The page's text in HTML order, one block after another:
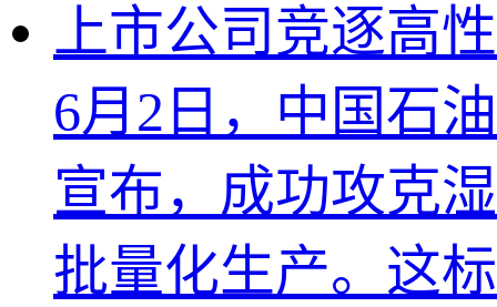
上市公司竞逐高
6月2日，中国石
宣布，成功攻克
批量化生产。这